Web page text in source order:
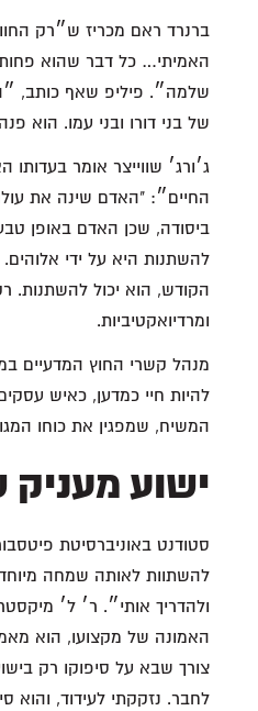
ברנרד ראם מכריז ש״רק
האמיתי… כל דבר שהוא
שלמה״. פיליפ שאף כותב,
של בני דורו ובני עמו. הוא
החיים״: "האדם שינה את
ביסודה, שכן האדם באופן
להשתנות היא על ידי
הקודש, הוא יכול להשתנות.
ומרדיואקטיביות.
מנהל קשרי החוץ המדעיים
להיות חיי כמדען, כאיש
המשיח, שמפגין את כוחו
ישוע
סטודנט באוניברסיטת
להשתוות לאותה שמחה
ולהדריך אותי״. ר׳ ל׳
האמונה של מקצועו, הוא
צורך שבא על סיפוקו רק
לחבר. נזקקתי לעידוד, והוא